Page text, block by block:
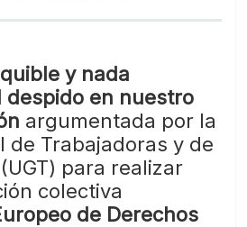
y nada
despido en nuestro
argumentada por la
de Trabajadoras y de
para realizar
colectiva
de Derechos